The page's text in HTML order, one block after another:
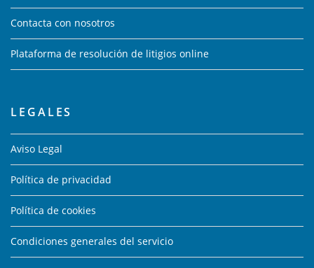
Contacta con nosotros
Plataforma de resolución de litigios online
LEGALES
Aviso Legal
Política de privacidad
Política de cookies
Condiciones generales del servicio